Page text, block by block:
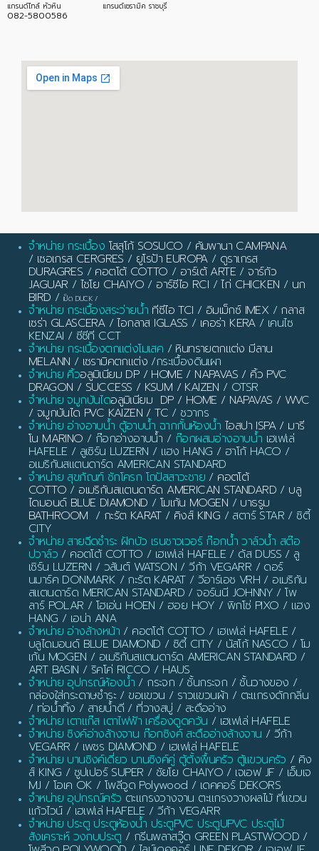
แกรนด์ไทล์ หัวหิน
082-5800586
แกรนด์เซรามิค ราชบุรี
จำหน่าย กระเบื้อง โสสุโก้ SOSUCO / คัมพานา CAMPANA
/ เซอเกรส CERGRES / ยูโรป้า EUROPA/ ดูราเกรส
DURAGRES / คอตโต้ COTTO / อาร์เต้ ARTE /จาร์กัว
JAGUAR / ไชโย CHAIYO / อาร์ซีไอ RCI /ไก่ CHICKEN / นก
BIRD / เป็ด DUCK /
จำหน่าย กระเบื้องสระว่ายน้ำ ทีซีไอ TCI / อิมเม็กซ์ IMEX/ กลาส
เซร่า GLASCERA/ไอกลาส IGLASS / เคอร่า KERA/ เคนไซ
KENZAI / ซีซีที CCT
จำหน่าย กระเบื้องตกแต่งโมเสค / หินทรายตกแต่ง มีลาน
MELANN / เซรามิคตกแต่ง /กระเบื้องดินเผา
จำหน่าย คิ้วอลูมิเนียม DP / HOME / NAPAVAS / คิ้ว PVC
DRAGON / SUCCESS / KSUM / KAIZEN / OTSR
จำหน่าย จมูกบันไดอลูมิเนียม DP / HOME / NAPAVAS / WVC
/ จมูกบันได PVC KAIZEN / TC / ชวากร
จำหน่าย อ่างอาบน้ำ ตู้อาบน้ำ ฉากกั้นห้องน้ำ ไอสปา ISPA / มารี
โน MARINO / ก๊อกอ่างอาบน้ำ / ก๊อกผสมอ่างอาบน้ำ เฮเฟเล่
HAFELE / ลูเซิร์น LUZERN / แฮง HANG / ฮาโก้ HACO /
อเมริกันสแตนดาร์ด AMERICAN STANDARD
จำหน่าย สุขภัณฑ์ ชักโครก โถปัสสาวะชาย / คอตโต้
COTTO / อเมริกันสแตนดาร์ด AMERICAN STANDARD / บลู
ไดมอนด์ BLUE DIAMOND / โมเก้น MOGEN / บาธรูม
BATHROOM / กะรัต KARAT/ คิงส์ KING / สตาร์ STAR / ซิตี้
CITY
จำหน่าย สายฉีดชำระ ฝักบัว เรนชาวเวอร์ ก๊อกน้ำ วาล์วน้ำ สต๊อ
ปวาล์ว / คอตโต้ COTTO / เฮเฟเล่ HAFELE / ดัส DUSS / ลู
เซิร์น LUZERN / วสันต์ WATSON / วีก้า VEGARR / ดอร์
นมาร์ค DONMARK / กะรัต KARAT / วีอาร์เอช VRH / อเมริกัน
สแตนดาร์ด MERICAN STANDARD / จอร์นนี JOHNNY / โพ
ลาร์ POLAR / โฮเอ่น HOEN / ฮอย HOY / พิกโซ่ PIXO / แฮง
HANG / เอน่า ANA
จำหน่าย อ่างล้างหน้า / คอตโต้ COTTO / เฮเฟเล่ HAFELE /
บลูไดมอนด์ BLUE DIAMOND / ซิตี้ CITY / นัสโก้ NASCO / โม
เก้น MOGEN / อเมริกันสแตนดาร์ด AMERICAN STANDARD /
ART BASIN / ริคโค่ RICCO / HAUS
จำหน่าย อุปกรณ์ห้องน้ำ / กระจก / ชั้นกระจก / ชั้นวางของ /
กล่องใส่กระดาษชำระ / ขอแขวน / ราวแขวนผ้า / ตะแกรงดักกลิ่น
/ ท่อน้ำทิ้ง / สายน้ำดี / ที่วางสบู่ / สะดืออ่าง
จำหน่าย เตาแก๊ส เตาไฟฟ้า เครื่องดูดควัน / เฮเฟเล่ HAFELE
จำหน่าย ซิงค์อ่างล้างจาน ก๊อกซิงค์ สะดืออ่างล้างจาน / วีก้า
VEGARR / เพชร DIAMOND / เฮเฟเล่ HAFELE
จำหน่าย บานซิงค์เดี่ยว บานซิงค์คู่ ตู้ตั้งพื้นครัว ตู้แขวนครัว / คิง
ส์ KING / ซูปเปอร์ SUPER / ชัยโย CHAIYO / เจเอฟ JF / เอ็มเจ
MJ / โอเค OK / โพลีวูด Polywood / เดคคอร์ DEKORS
จำหน่าย อุปกรณ์ครัว ตะแกรงวางจาน ตะแกรงวางผลไม้ ที่แขวน
แก้วไวน์ / เฮเฟเล่ HAFELE / วีก้า VEGARR
จำหน่าย ประตู ประตูห้องน้ำ ประตูPVC ประตูUPVC ประตูไม้
สังเคราะห์ วงกบประตู / กรีนพลาสวู๊ด GREEN PLASTWOOD /